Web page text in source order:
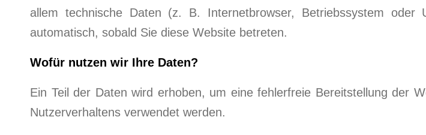
allem technische Daten (z. B. Internetbrowser, Betriebssystem
automatisch, sobald Sie diese Website betreten.
Wofür nutzen wir Ihre Daten?
Ein Teil der Daten wird erhoben, um eine fehlerfreie Bereitstellung der
Nutzerverhaltens verwendet werden.